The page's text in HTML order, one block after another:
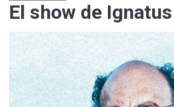
El show de